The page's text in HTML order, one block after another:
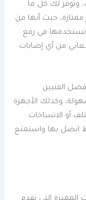
وتوفر لك كل ما
حيث أنها من
تستخدمها في رفع
من أي إصابات
باقة من أفضل الفنيين
وكذلك الأجهزة
أو الاتساخات
اتصل بها واستمتع